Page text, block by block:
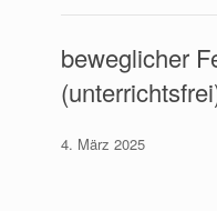
beweglicher
4. März 2025